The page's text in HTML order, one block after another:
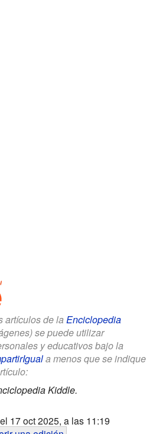
artículos de la Enciclopedia
se puede utilizar
y educativos bajo la
a menos que se indique
Kiddle.
17 oct 2025, a las 11:19